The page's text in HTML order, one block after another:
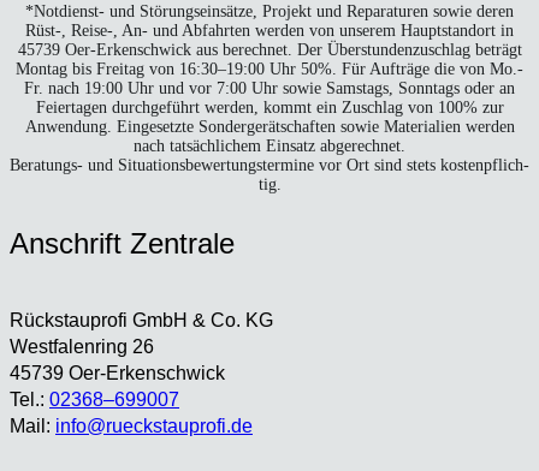
*Not­dienst- und Stö­rungs­ein­sät­ze, Pro­jekt und Repa­ra­tu­ren sowie deren
Rüst‑, Reise‑, An- und Abfahr­ten wer­den von unse­rem Haupt­stand­ort in
45739 Oer-Erken­sch­wick aus berech­net. Der Über­stun­den­zu­schlag beträgt
Mon­tag bis Frei­tag von 16:30–19:00 Uhr 50%. Für Auf­trä­ge die von Mo.-
Fr. nach 19:00 Uhr und vor 7:00 Uhr sowie Sams­tags, Sonn­tags oder an
Fei­er­ta­gen durch­ge­führt wer­den, kommt ein Zuschlag von 100% zur
Anwen­dung. Ein­ge­setz­te Son­der­ge­rät­schaf­ten sowie Mate­ria­li­en wer­den
nach tat­säch­li­chem Ein­satz abge­rech­net.
Bera­tungs- und Situa­ti­ons­be­wer­tungs­ter­mi­ne vor Ort sind stets kos­ten­pflich­
tig.
Anschrift Zen­tra­le
Rück­stau­pro­fi GmbH & Co. KG
West­fa­len­ring 26
45739 Oer-Erken­sch­wick
Tel.: 02368–699007
Mail: info@rueckstauprofi.de